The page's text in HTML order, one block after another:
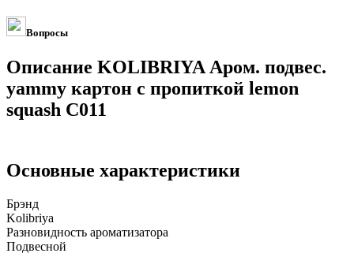
Вопросы
Описание KOLIBRIYA Аром. подвес.
yammy картон с пропиткой lemon
squash C011
Основные характеристики
Брэнд
Kolibriya
Разновидность ароматизатора
Подвесной